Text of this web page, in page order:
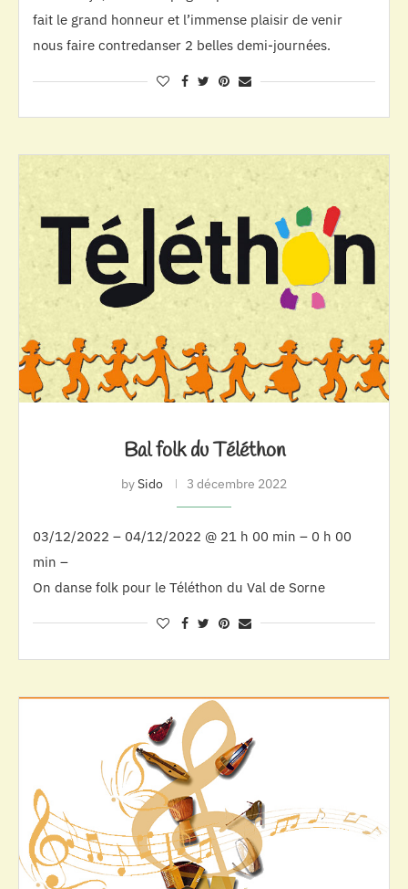
fait le grand honneur et l’immense plaisir de venir
nous faire contredanser 2 belles demi-journées.
Bal folk du Téléthon
bySido 3 décembre 2022
03/12/2022 – 04/12/2022 @ 21 h 00 min – 0 h 00
min –
On danse folk pour le Téléthon du Val de Sorne